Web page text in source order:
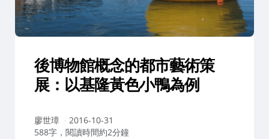
後博物館概念的都市藝術策
展：以基隆黃色小鴨為例
作
者：
廖世璋
2016-10-31
588字，閱讀時間約2分鐘